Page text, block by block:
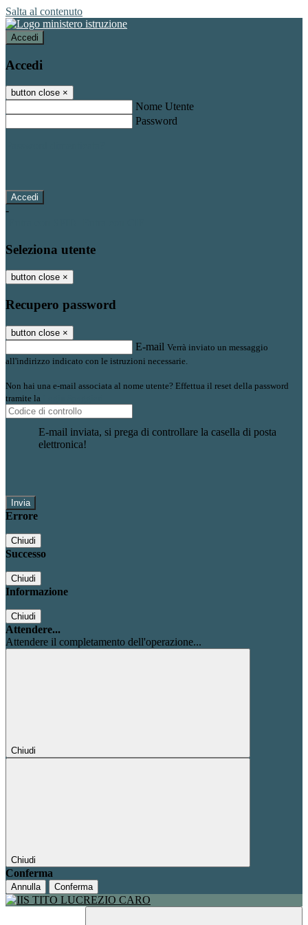
Salta al contenuto
Accedi
Accedi
button close ×
Nome Utente
Password
-
Seleziona utente
button close ×
Recupero password
button close ×
E-mail Verrà inviato un messaggio
all'indirizzo indicato con le istruzioni necessarie.
Non hai una e-mail associata al nome utente? Effettua il reset della password
tramite la
E-mail inviata, si prega di controllare la casella di posta
elettronica!
Errore
Chiudi
Successo
Chiudi
Informazione
Chiudi
Attendere...
Attendere il completamento dell'operazione...
Chiudi
Chiudi
Conferma
Annulla Conferma